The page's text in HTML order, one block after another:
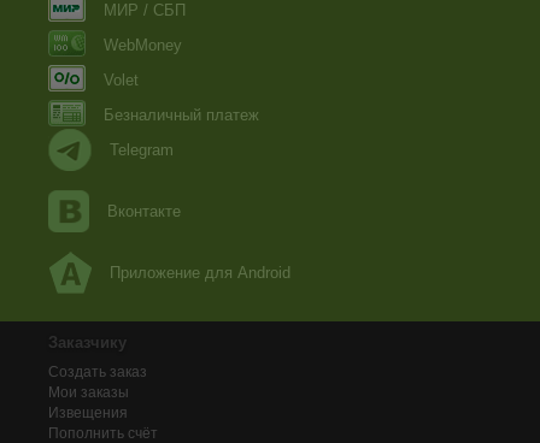
МИР / СБП
WebMoney
Volet
Безналичный платеж
Telegram
Вконтакте
Приложение для Android
Заказчику
Создать заказ
Мои заказы
Извещения
Пополнить счёт